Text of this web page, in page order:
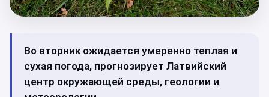
Во вторник ожидается умеренно теплая и
сухая погода, прогнозирует Латвийский
центр окружающей среды, геологии и